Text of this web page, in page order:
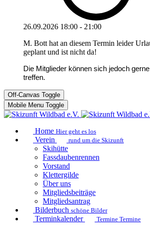
26.09.2026 18:00 - 21:00
M. Bott hat an diesem Termin leider
geplant und ist nicht da!
Die Mitglieder können sich jedoch gerne
treffen.
Off-Canvas Toggle
Mobile Menu Toggle
Home Hier geht es los
Verein rund um die Skizunft
Skihütte
Fassdaubenrennen
Vorstand
Klettergilde
Über uns
Mitgliedsbeiträge
Mitgliedsantrag
Bilderbuch schöne Bilder
Terminkalender Termine Termine